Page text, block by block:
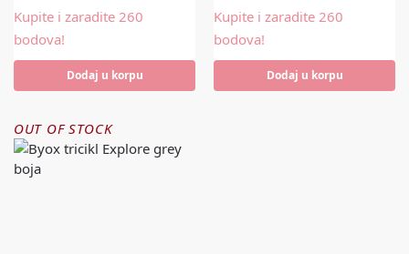
Kupite i zaradite 260
bodova!
Dodaj u korpu
Kupite i zaradite 260
bodova!
Dodaj u korpu
OUT OF STOCK